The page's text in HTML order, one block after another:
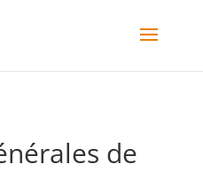
de